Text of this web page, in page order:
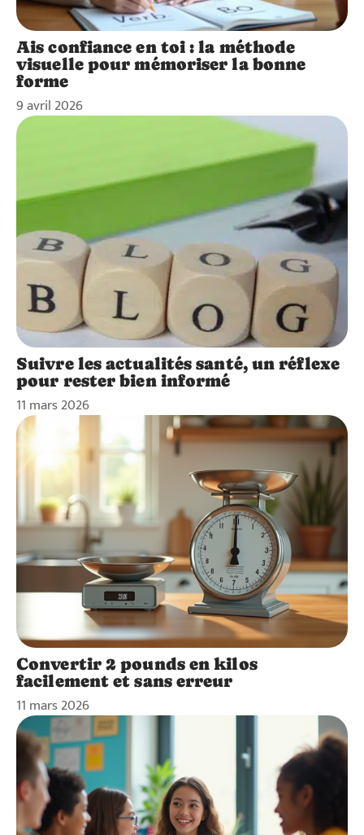
Ais confiance en toi : la méthode
visuelle pour mémoriser la bonne
forme
9 avril 2026
Suivre les actualités santé, un réflexe
pour rester bien informé
11 mars 2026
Convertir 2 pounds en kilos
facilement et sans erreur
11 mars 2026